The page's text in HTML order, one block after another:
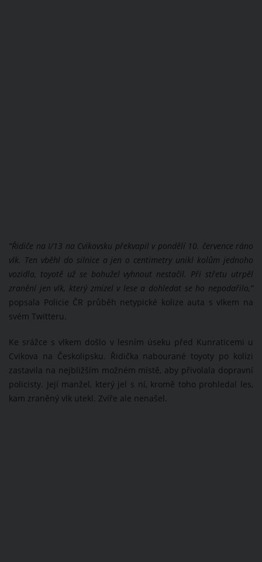
“Řidiče na I/13 na Cvikovsku překvapil v pondělí 10. července ráno
vlk. Ten vběhl do silnice a jen o centimetry unikl kolům jednoho
vozidla, toyotě už se bohužel vyhnout nestačil. Při střetu utrpěl
zranění jen vlk, který zmizel v lese a dohledat se ho nepodařilo,”
popsala Policie ČR průběh netypické kolize auta s vlkem na
svém Twitteru.
Ke srážce s vlkem došlo v lesním úseku před Kunraticemi u
Cvikova na Českolipsku. Řidička nabourané toyoty po kolizi
zastavila na nejbližším možném místě, aby přivolala dopravní
policisty. Její manžel, který jel s ní, kromě toho prohledal les,
kam zraněný vlk utekl. Zvíře ale nenašel.